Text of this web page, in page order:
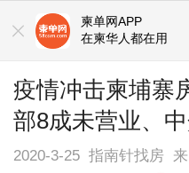
柬单网APP
在柬华人都在用
疫情冲击柬埔寨
部8成未营业、
2020-3-25 指南针找房